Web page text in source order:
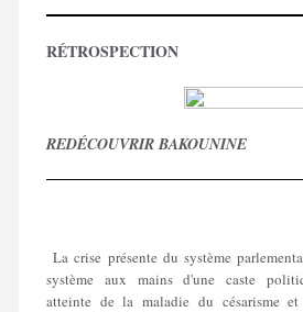
RÉTROSPECTION
REDÉCOUVRIR BAKOUNINE
La crise présente du système
système aux mains d'une caste
atteinte de la maladie du césarisme